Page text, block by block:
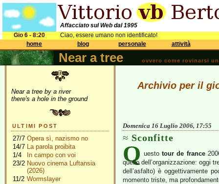
Affacciato sul Web dal 1995
Gio 6 - 8:20
Ciao, essere umano non identificato!
home
blog personale attività
Near a tree ovvero come rovinarsi
Near a tree by a river
there's a hole in the ground
ULTIMI POST
27/7 Opera sì, nazismo no
14/7 La parola proibita
1/4
In campo con voi
23/2 Nuovo cinema Luftansia
(2026)
11/2 Wormslayer
Archivio per il
Domenica 16 Luglio 2006, 17:55
Sconfitte
Q uestotour de france
quello dell’organizzazione: oggi
dell’asfalto) è oggettivamente
momento triste, ma